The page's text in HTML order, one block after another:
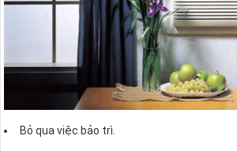
Bỏ qua việc bảo trì.